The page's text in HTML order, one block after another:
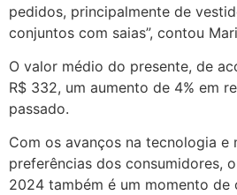
pedidos, principalmente de
conjuntos com saias”, contou
O valor médio do presente, de
R$ 332, um aumento de 4% em
passado.
Com os avanços na tecnologia e
preferências dos consumidores,
2024 também é um momento